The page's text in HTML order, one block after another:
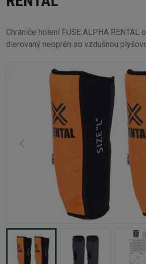
Chrániče holení FUSE ALPHA RENTAL
dierovaný neoprén so vzdušnou